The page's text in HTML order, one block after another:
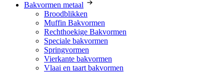
Bakvormen metaal
Broodblikken
Muffin Bakvormen
Rechthoekige Bakvormen
Speciale bakvormen
Springvormen
Vierkante bakvormen
Vlaai en taart bakvormen